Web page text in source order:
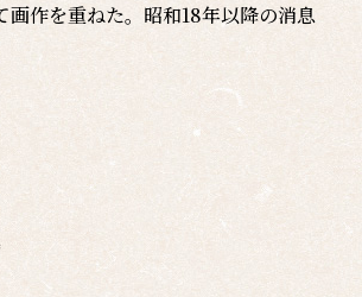
画作を重ねた。昭和18年以降の消息